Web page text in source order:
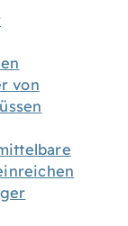
von